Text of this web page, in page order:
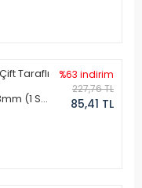
Taraflı
(1 Set
%63 indirim
227,76 TL
85,41 TL